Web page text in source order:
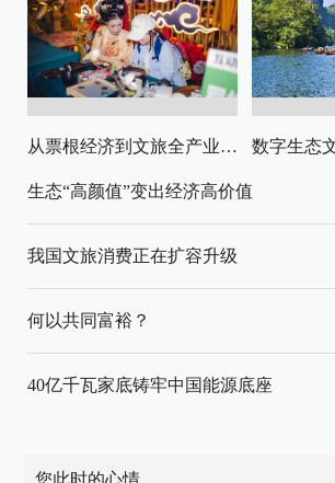
从票根经济到文旅全产业链升级
生态“高颜值”变出经济高价值
我国文旅消费正在扩容升级
何以共同富裕？
40亿千瓦家底铸牢中国能源底座
您此时的心情